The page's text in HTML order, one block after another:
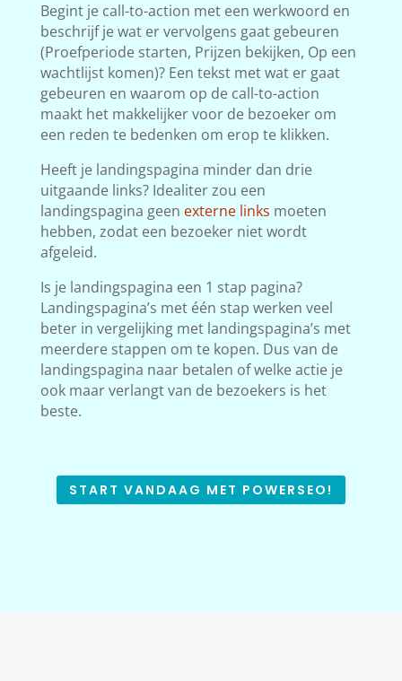
Begint je call-to-action met een werkwoord en
beschrijf je wat er vervolgens gaat gebeuren
(Proefperiode starten, Prijzen bekijken, Op een
wachtlijst komen)? Een tekst met wat er gaat
gebeuren en waarom op de call-to-action
maakt het makkelijker voor de bezoeker om
een reden te bedenken om erop te klikken.
Heeft je landingspagina minder dan drie
uitgaande links? Idealiter zou een
landingspagina geen externe links moeten
hebben, zodat een bezoeker niet wordt
afgeleid.
Is je landingspagina een 1 stap pagina?
Landingspagina’s met één stap werken veel
beter in vergelijking met landingspagina’s met
meerdere stappen om te kopen. Dus van de
landingspagina naar betalen of welke actie je
ook maar verlangt van de bezoekers is het
beste.
START VANDAAG MET POWERSEO!